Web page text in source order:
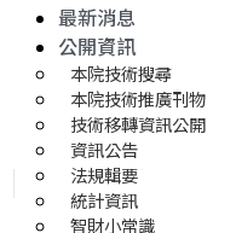
最新消息
公開資訊
本院技術搜尋
本院技術推廣刊物
技術移轉資訊公開
資訊公告
法規輯要
統計資訊
智財小常識